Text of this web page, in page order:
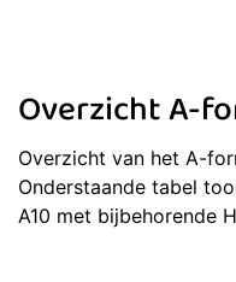
Overzicht A-
Overzicht van het A-
Onderstaande tabel
A10 met bijbehorende